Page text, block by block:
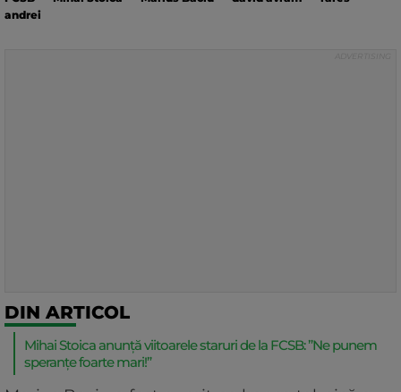
andrei
DIN ARTICOL
Mihai Stoica anunță viitoarele staruri de la FCSB: ”Ne punem
speranțe foarte mari!”